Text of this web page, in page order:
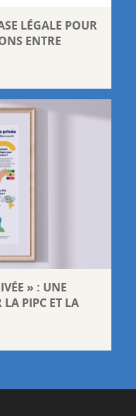
LÉGALE POUR
ENTRE
» : UNE
LA PIPC ET LA